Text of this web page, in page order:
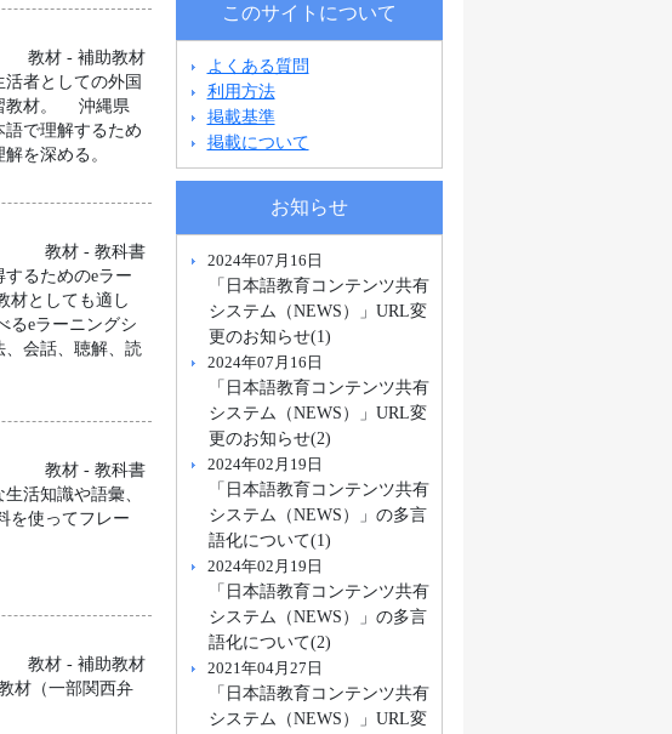
教材 - 補助教材
者としての外国
教材。 沖縄県
で理解するため
を深める。
教材 - 教科書
るためのeラー
材としても適し
eラーニングシ
、会話、聴解、読
教材 - 教科書
活知識や語彙、
を使ってフレー
教材 - 補助教材
材（一部関西弁
このサイトについて
よくある質問
利用方法
掲載基準
掲載について
お知らせ
2024年07月16日
「日本語教育コンテンツ共有
システム（NEWS）」URL変
更のお知らせ(1)
2024年07月16日
「日本語教育コンテンツ共有
システム（NEWS）」URL変
更のお知らせ(2)
2024年02月19日
「日本語教育コンテンツ共有
システム（NEWS）」の多言
語化について(1)
2024年02月19日
「日本語教育コンテンツ共有
システム（NEWS）」の多言
語化について(2)
2021年04月27日
「日本語教育コンテンツ共有
システム（NEWS）」URL変